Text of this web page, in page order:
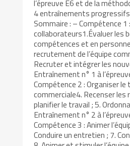
l’épreuve E6 et de la
4 entraînements progressifs
Sommaire : – Compétence 1
collaborateurs1.Évaluer les
compétences et en
recrutement de l’équipe
Recruter et intégrer les
Entraînement n° 1 à
Compétence 2 : Organiser le
commerciale4. Recenser
planifier le travail ; 5.
Entraînement n° 2 à
Compétence 3 : Animer
Conduire un entretien ; 7.